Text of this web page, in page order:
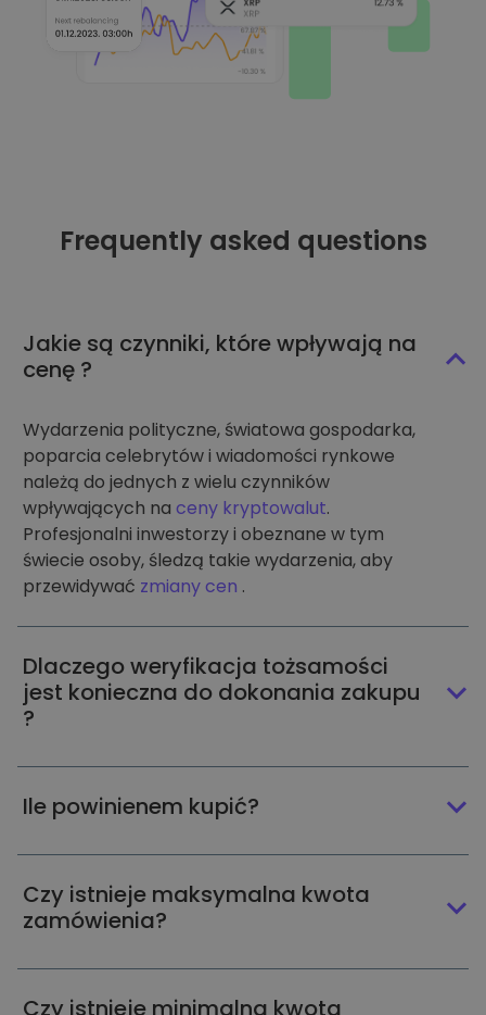
Frequently asked questions
Jakie są czynniki, które wpływają na
cenę ?
Wydarzenia polityczne, światowa gospodarka,
poparcia celebrytów i wiadomości rynkowe
należą do jednych z wielu czynników
wpływających na ceny kryptowalut.
Profesjonalni inwestorzy i obeznane w tym
świecie osoby, śledzą takie wydarzenia, aby
przewidywać zmiany cen .
Dlaczego weryfikacja tożsamości
jest konieczna do dokonania zakupu
?
Ile powinienem kupić?
Czy istnieje maksymalna kwota
zamówienia?
Czy istnieje minimalna kwota